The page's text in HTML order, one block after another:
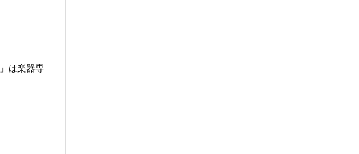
」は楽器専